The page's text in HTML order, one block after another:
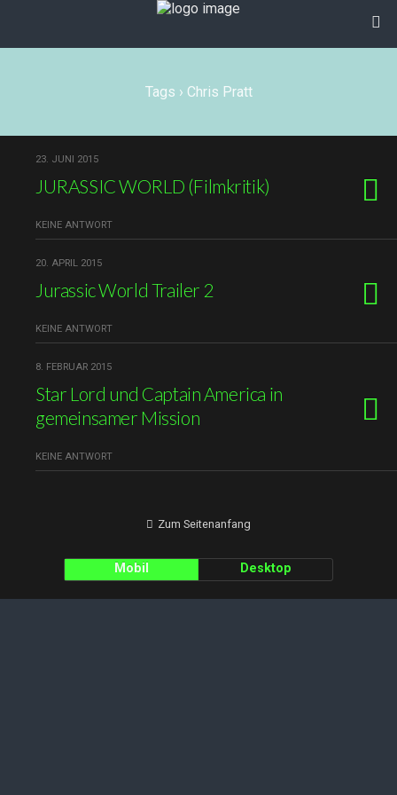
Tags › Chris Pratt
23. JUNI 2015
JURASSIC WORLD (Filmkritik)
KEINE ANTWORT
20. APRIL 2015
Jurassic World Trailer 2
KEINE ANTWORT
8. FEBRUAR 2015
Star Lord und Captain America in
gemeinsamer Mission
KEINE ANTWORT
Zum Seitenanfang
Mobil Desktop